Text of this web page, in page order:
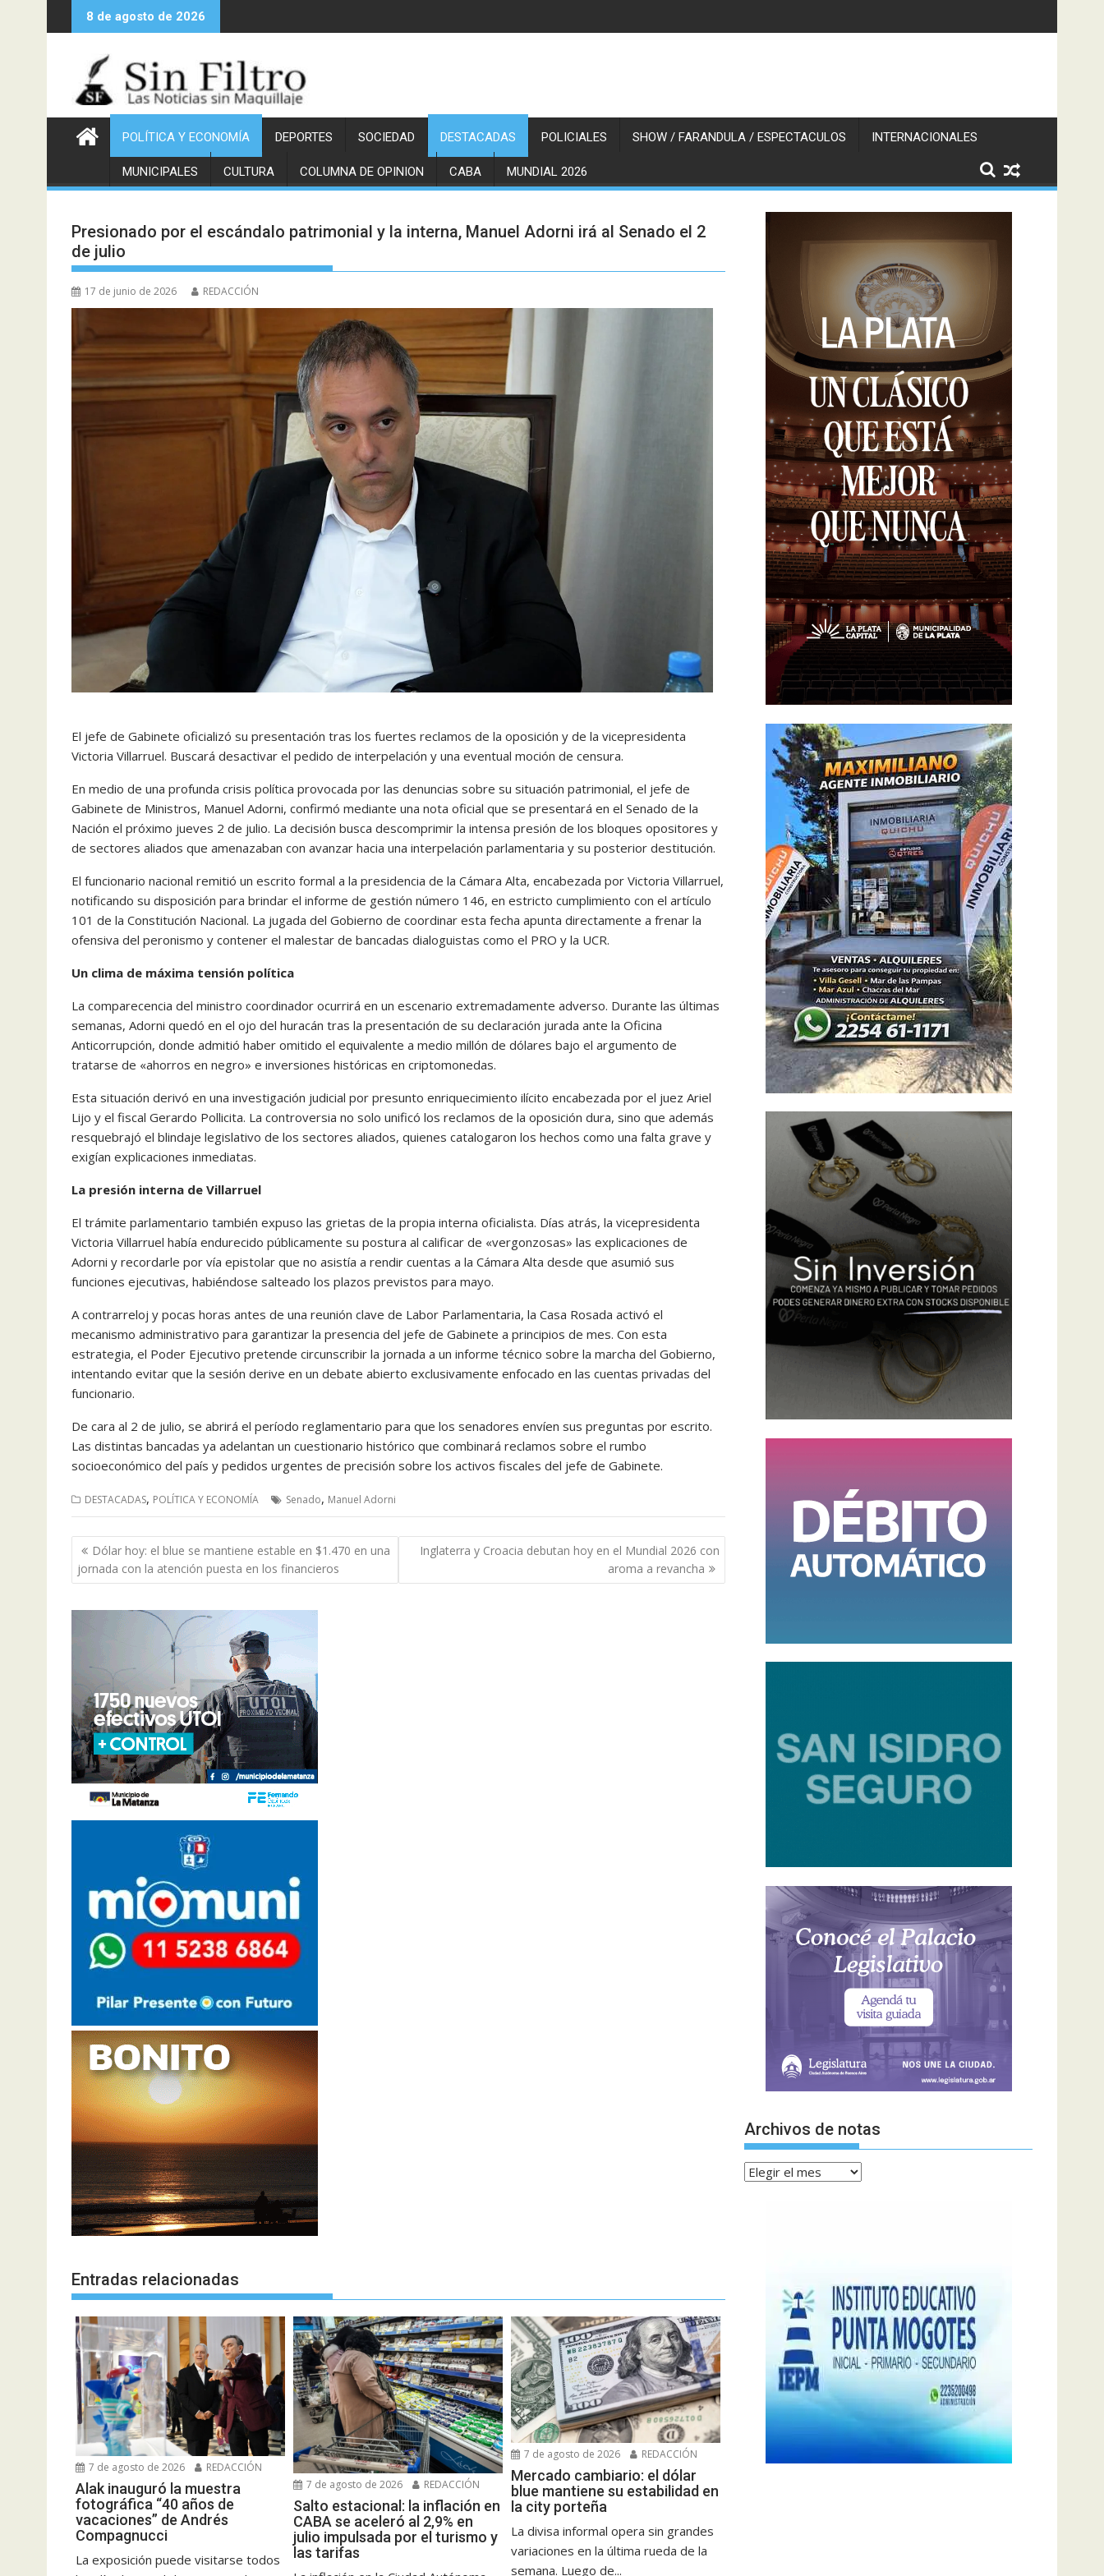
al
8 de agosto de 2026
POLÍTICA Y ECONOMÍA DEPORTES SOCIEDAD DESTACADAS POLICIALES SHOW / FARANDULA / ESPECTACULOS INTERNACIONALES
MUNICIPALES CULTURA COLUMNA DE OPINION CABA MUNDIAL 2026
Presionado por el escándalo patrimonial y la interna, Manuel Adorni irá al Senado el 2
de julio
17 de junio de 2026 REDACCIÓN
El jefe de Gabinete oficializó su presentación tras los fuertes reclamos de la oposición y de la vicepresidenta
Victoria Villarruel. Buscará desactivar el pedido de interpelación y una eventual moción de censura.
En medio de una profunda crisis política provocada por las denuncias sobre su situación patrimonial, el jefe de
Gabinete de Ministros, Manuel Adorni, confirmó mediante una nota oficial que se presentará en el Senado de la
Nación el próximo jueves 2 de julio. La decisión busca descomprimir la intensa presión de los bloques opositores y
de sectores aliados que amenazaban con avanzar hacia una interpelación parlamentaria y su posterior destitución.
El funcionario nacional remitió un escrito formal a la presidencia de la Cámara Alta, encabezada por Victoria Villarruel,
notificando su disposición para brindar el informe de gestión número 146, en estricto cumplimiento con el artículo
101 de la Constitución Nacional. La jugada del Gobierno de coordinar esta fecha apunta directamente a frenar la
ofensiva del peronismo y contener el malestar de bancadas dialoguistas como el PRO y la UCR.
Un clima de máxima tensión política
La comparecencia del ministro coordinador ocurrirá en un escenario extremadamente adverso. Durante las últimas
semanas, Adorni quedó en el ojo del huracán tras la presentación de su declaración jurada ante la Oficina
Anticorrupción, donde admitió haber omitido el equivalente a medio millón de dólares bajo el argumento de
tratarse de «ahorros en negro» e inversiones históricas en criptomonedas.
Esta situación derivó en una investigación judicial por presunto enriquecimiento ilícito encabezada por el juez Ariel
Lijo y el fiscal Gerardo Pollicita. La controversia no solo unificó los reclamos de la oposición dura, sino que además
resquebrajó el blindaje legislativo de los sectores aliados, quienes catalogaron los hechos como una falta grave y
exigían explicaciones inmediatas.
La presión interna de Villarruel
El trámite parlamentario también expuso las grietas de la propia interna oficialista. Días atrás, la vicepresidenta
Victoria Villarruel había endurecido públicamente su postura al calificar de «vergonzosas» las explicaciones de
Adorni y recordarle por vía epistolar que no asistía a rendir cuentas a la Cámara Alta desde que asumió sus
funciones ejecutivas, habiéndose salteado los plazos previstos para mayo.
A contrarreloj y pocas horas antes de una reunión clave de Labor Parlamentaria, la Casa Rosada activó el
mecanismo administrativo para garantizar la presencia del jefe de Gabinete a principios de mes. Con esta
estrategia, el Poder Ejecutivo pretende circunscribir la jornada a un informe técnico sobre la marcha del Gobierno,
intentando evitar que la sesión derive en un debate abierto exclusivamente enfocado en las cuentas privadas del
funcionario.
De cara al 2 de julio, se abrirá el período reglamentario para que los senadores envíen sus preguntas por escrito.
Las distintas bancadas ya adelantan un cuestionario histórico que combinará reclamos sobre el rumbo
socioeconómico del país y pedidos urgentes de precisión sobre los activos fiscales del jefe de Gabinete.
DESTACADAS, POLÍTICA Y ECONOMÍA Senado, Manuel Adorni
Navegación
de
entradas
Dólar hoy: el blue se mantiene estable en $1.470 en una
jornada con la atención puesta en los financieros
Inglaterra y Croacia debutan hoy en el Mundial 2026 con
aroma a revancha
Entradas relacionadas
7 de agosto de 2026 REDACCIÓN
Alak inauguró la muestra
fotográfica “40 años de
vacaciones” de Andrés
Compagnucci
La exposición puede visitarse todos
7 de agosto de 2026 REDACCIÓN
Salto estacional: la inflación en
CABA se aceleró al 2,9% en
julio impulsada por el turismo y
las tarifas
7 de agosto de 2026 REDACCIÓN
Mercado cambiario: el dólar
blue mantiene su estabilidad en
la city porteña
La divisa informal opera sin grandes
variaciones en la última rueda de la
semana. Luego de...
Archivos de notas
Archivos